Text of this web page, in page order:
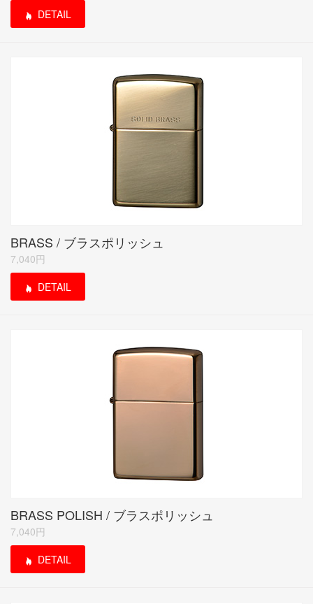
DETAIL
BRASS / ブラスポリッシュ
7,040円
DETAIL
BRASS POLISH / ブラスポリッシュ
7,040円
DETAIL